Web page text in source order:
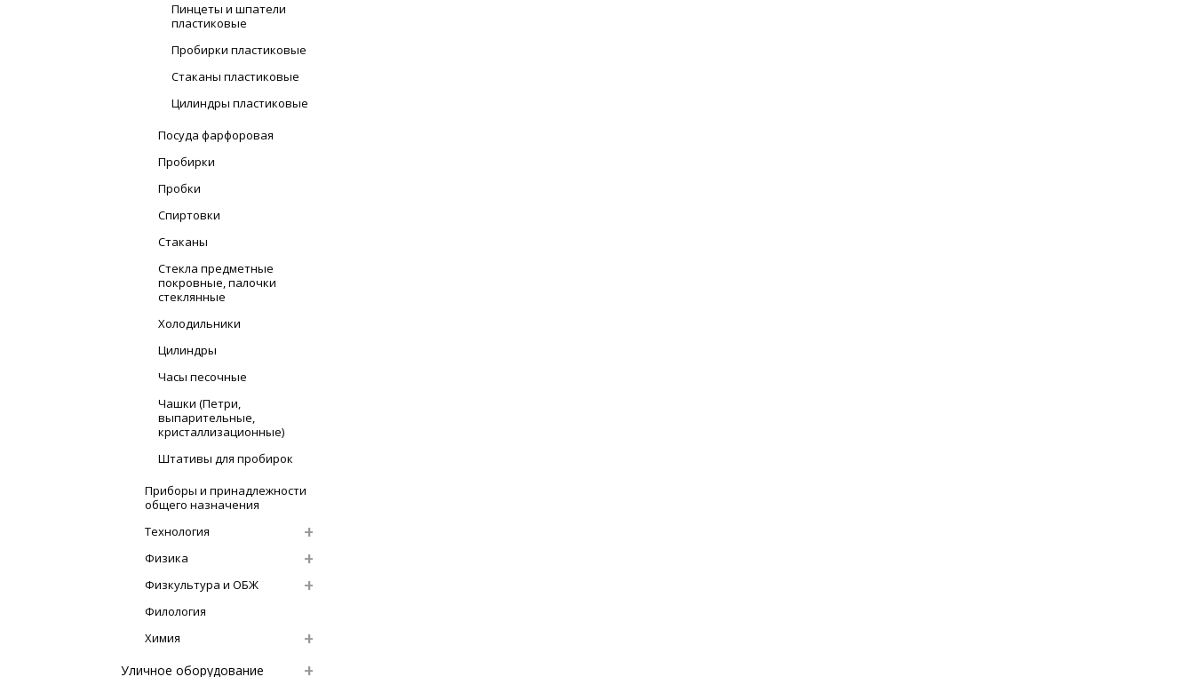
Пинцеты и шпатели
пластиковые
Пробирки пластиковые
Стаканы пластиковые
Цилиндры пластиковые
Посуда фарфоровая
Пробирки
Пробки
Спиртовки
Стаканы
Стекла предметные
покровные, палочки
стеклянные
Холодильники
Цилиндры
Часы песочные
Чашки (Петри,
выпарительные,
кристаллизационные)
Штативы для пробирок
Приборы и принадлежности
общего назначения
Технология
Физика
Физкультура и ОБЖ
Филология
Химия
Уличное оборудование